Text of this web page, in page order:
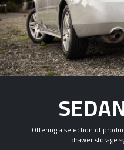
Offering a selection of
drawer